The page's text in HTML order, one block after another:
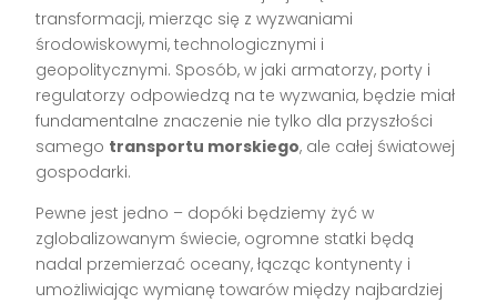
transformacji, mierząc się z wyzwaniami
środowiskowymi, technologicznymi i
geopolitycznymi. Sposób, w jaki armatorzy, porty i
regulatorzy odpowiedzą na te wyzwania, będzie miał
fundamentalne znaczenie nie tylko dla przyszłości
samego transportu morskiego, ale całej światowej
gospodarki.
Pewne jest jedno – dopóki będziemy żyć w
zglobalizowanym świecie, ogromne statki będą
nadal przemierzać oceany, łącząc kontynenty i
umożliwiając wymianę towarów między najbardziej